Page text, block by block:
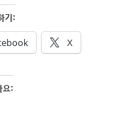
기:
X
요: